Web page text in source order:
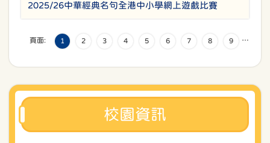
2025/26中華經典名句全港中小學網上遊戲比賽
頁面: 1 2 3 4 5 6 7 8 9 …
校園資訊